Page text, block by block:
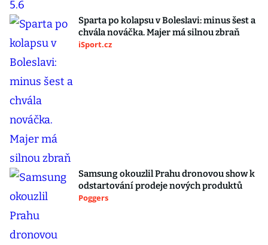
Sparta po kolapsu v Boleslavi: minus šest a
chvála nováčka. Majer má silnou zbraň
iSport.cz
Samsung okouzlil Prahu dronovou show k
odstartování prodeje nových produktů
Poggers